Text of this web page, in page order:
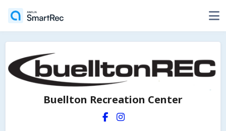
Buellton Recreation Center